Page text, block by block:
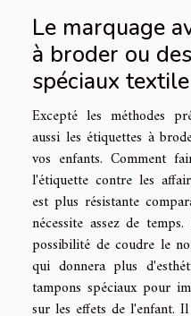
Le marquage
à broder ou
spéciaux textile
Excepté les méthodes
aussi les étiquettes à
vos enfants. Comment
l'étiquette contre les
est plus résistante
nécessite assez de
possibilité de coudre le
qui donnera plus
tampons spéciaux pour
sur les effets de l'enfant.